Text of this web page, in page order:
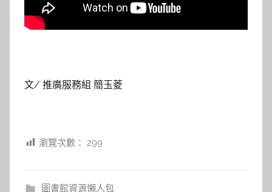
文/ 推廣服務組 簡玉菱
瀏覽次數： 299
圖書館資源懶人包